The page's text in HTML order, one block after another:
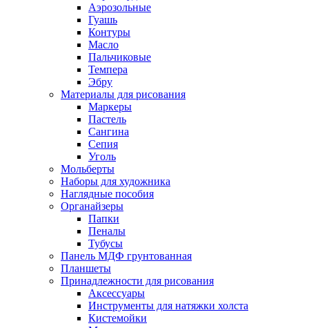
Аэрозольные
Гуашь
Контуры
Масло
Пальчиковые
Темпера
Эбру
Материалы для рисования
Маркеры
Пастель
Сангина
Сепия
Уголь
Мольберты
Наборы для художника
Наглядные пособия
Органайзеры
Папки
Пеналы
Тубусы
Панель МДФ грунтованная
Планшеты
Принадлежности для рисования
Аксессуары
Инструменты для натяжки холста
Кистемойки